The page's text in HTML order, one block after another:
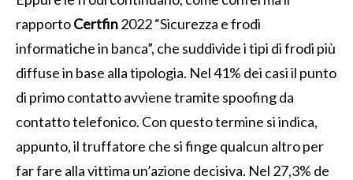
rapportoCertfin2022 “Sicurezza e frodi
informatiche in banca”, che suddivide i tipi di frodi più
diffuse in base alla tipologia. Nel 41% dei casi il punto
di primo contatto avviene tramite spoofing da
contatto telefonico. Con questo termine si indica,
appunto, il truffatore che si finge qualcun altro per
far fare alla vittima un’azione decisiva. Nel 27,3% de